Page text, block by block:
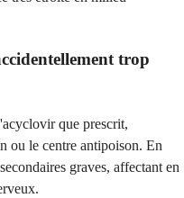
trop
que prescrit,
ou le centre antipoison. En
graves, affectant en